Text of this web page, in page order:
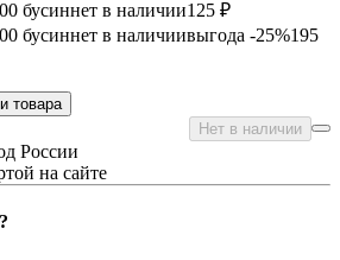
бусиннет в наличии125 ₽
бусиннет в наличиивыгода -25%195
товара
Нет в наличии
России
на сайте